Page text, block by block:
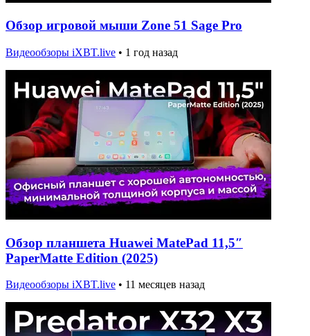
Обзор игровой мыши Zone 51 Sage Pro
Видеообзоры iXBT.live • 1 год назад
Обзор планшета Huawei MatePad 11,5″
PaperMatte Edition (2025)
Видеообзоры iXBT.live • 11 месяцев назад